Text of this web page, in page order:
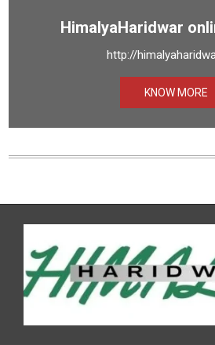
HimalyaHaridwar
http://
KNOW MORE